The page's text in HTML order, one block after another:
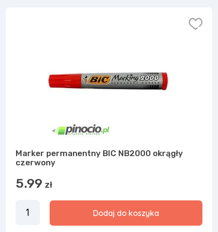
Marker permanentny BIC NB2000 okrągły
czerwony
5.99 zł
Dodaj do koszyka